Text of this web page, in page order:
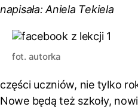
napisała: Aniela Tekiela
fot. autorka
części uczniów, nie tylko
Nowe będą też szkoły,